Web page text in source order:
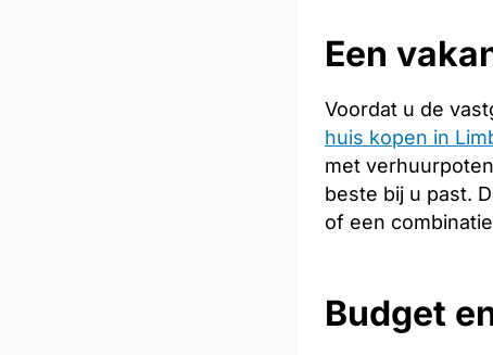
Een
Voordat u de
huis kopen in
met
beste bij u past.
of een
Budget